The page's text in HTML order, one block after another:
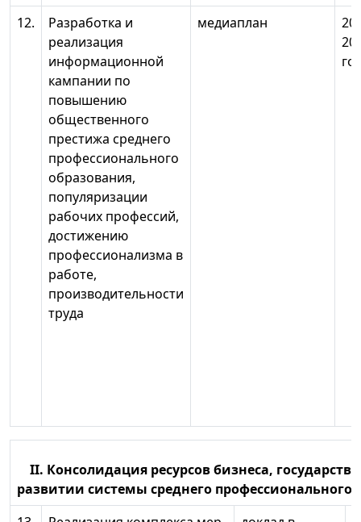
12.
Разработка и
реализация
информационной
кампании по
повышению
общественного
престижа среднего
профессионального
образования,
популяризации
рабочих профессий,
достижению
профессионализма в
работе,
производительности
труда
медиаплан
II. Консолидация ресурсов бизнеса,
развитии системы среднего